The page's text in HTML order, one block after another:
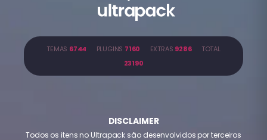
TEMAS 6744 PLUGINS 7160 EXTRAS 9286TOTAL
23190
DISCLAIMER
Todos os itens no Ultrapack são desenvolvidos por terceiros